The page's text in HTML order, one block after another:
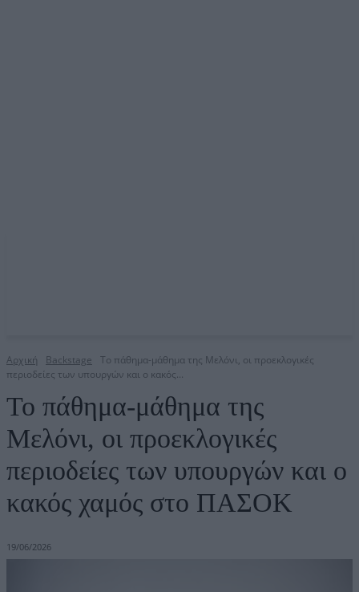
Αρχική Backstage
Το πάθημα-μάθημα της Μελόνι, οι προεκλογικές
περιοδείες των υπουργών και ο κακός...
Το πάθημα-μάθημα της
Μελόνι, οι προεκλογικές
περιοδείες των υπουργών και ο
κακός χαμός στο ΠΑΣΟΚ
19/06/2026